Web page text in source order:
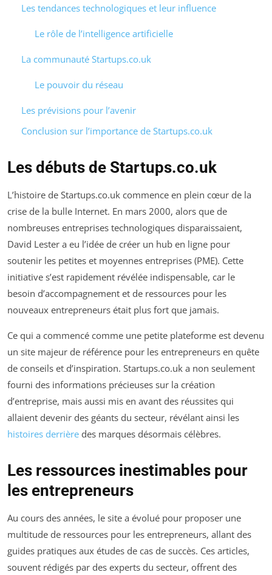
Les tendances technologiques et leur influence
Le rôle de l’intelligence artificielle
La communauté Startups.co.uk
Le pouvoir du réseau
Les prévisions pour l’avenir
Conclusion sur l’importance de Startups.co.uk
Les débuts de Startups.co.uk
L’histoire de Startups.co.uk commence en plein cœur de la
crise de la bulle Internet. En mars 2000, alors que de
nombreuses entreprises technologiques disparaissaient,
David Lester a eu l’idée de créer un hub en ligne pour
soutenir les petites et moyennes entreprises (PME). Cette
initiative s’est rapidement révélée indispensable, car le
besoin d’accompagnement et de ressources pour les
nouveaux entrepreneurs était plus fort que jamais.
Ce qui a commencé comme une petite plateforme est devenu
un site majeur de référence pour les entrepreneurs en quête
de conseils et d’inspiration. Startups.co.uk a non seulement
fourni des informations précieuses sur la création
d’entreprise, mais aussi mis en avant des réussites qui
allaient devenir des géants du secteur, révélant ainsi les
histoires derrière des marques désormais célèbres.
Les ressources inestimables pour
les entrepreneurs
Au cours des années, le site a évolué pour proposer une
multitude de ressources pour les entrepreneurs, allant des
guides pratiques aux études de cas de succès. Ces articles,
souvent rédigés par des experts du secteur, offrent des